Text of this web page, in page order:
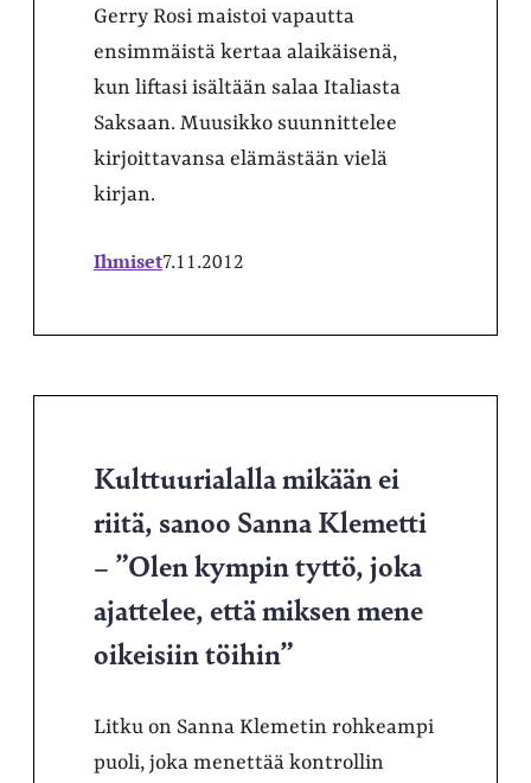
Gerry Rosi maistoi vapautta
ensimmäistä kertaa alaikäisenä,
kun liftasi isältään salaa Italiasta
Saksaan. Muusikko suunnittelee
kirjoittavansa elämästään vielä
kirjan.
Ihmiset7.11.2012
Kulttuurialalla mikään ei
riitä, sanoo Sanna Klemetti
– ”Olen kympin tyttö, joka
ajattelee, että miksen mene
oikeisiin töihin”
Litku on Sanna Klemetin rohkeampi
puoli, joka menettää kontrollin